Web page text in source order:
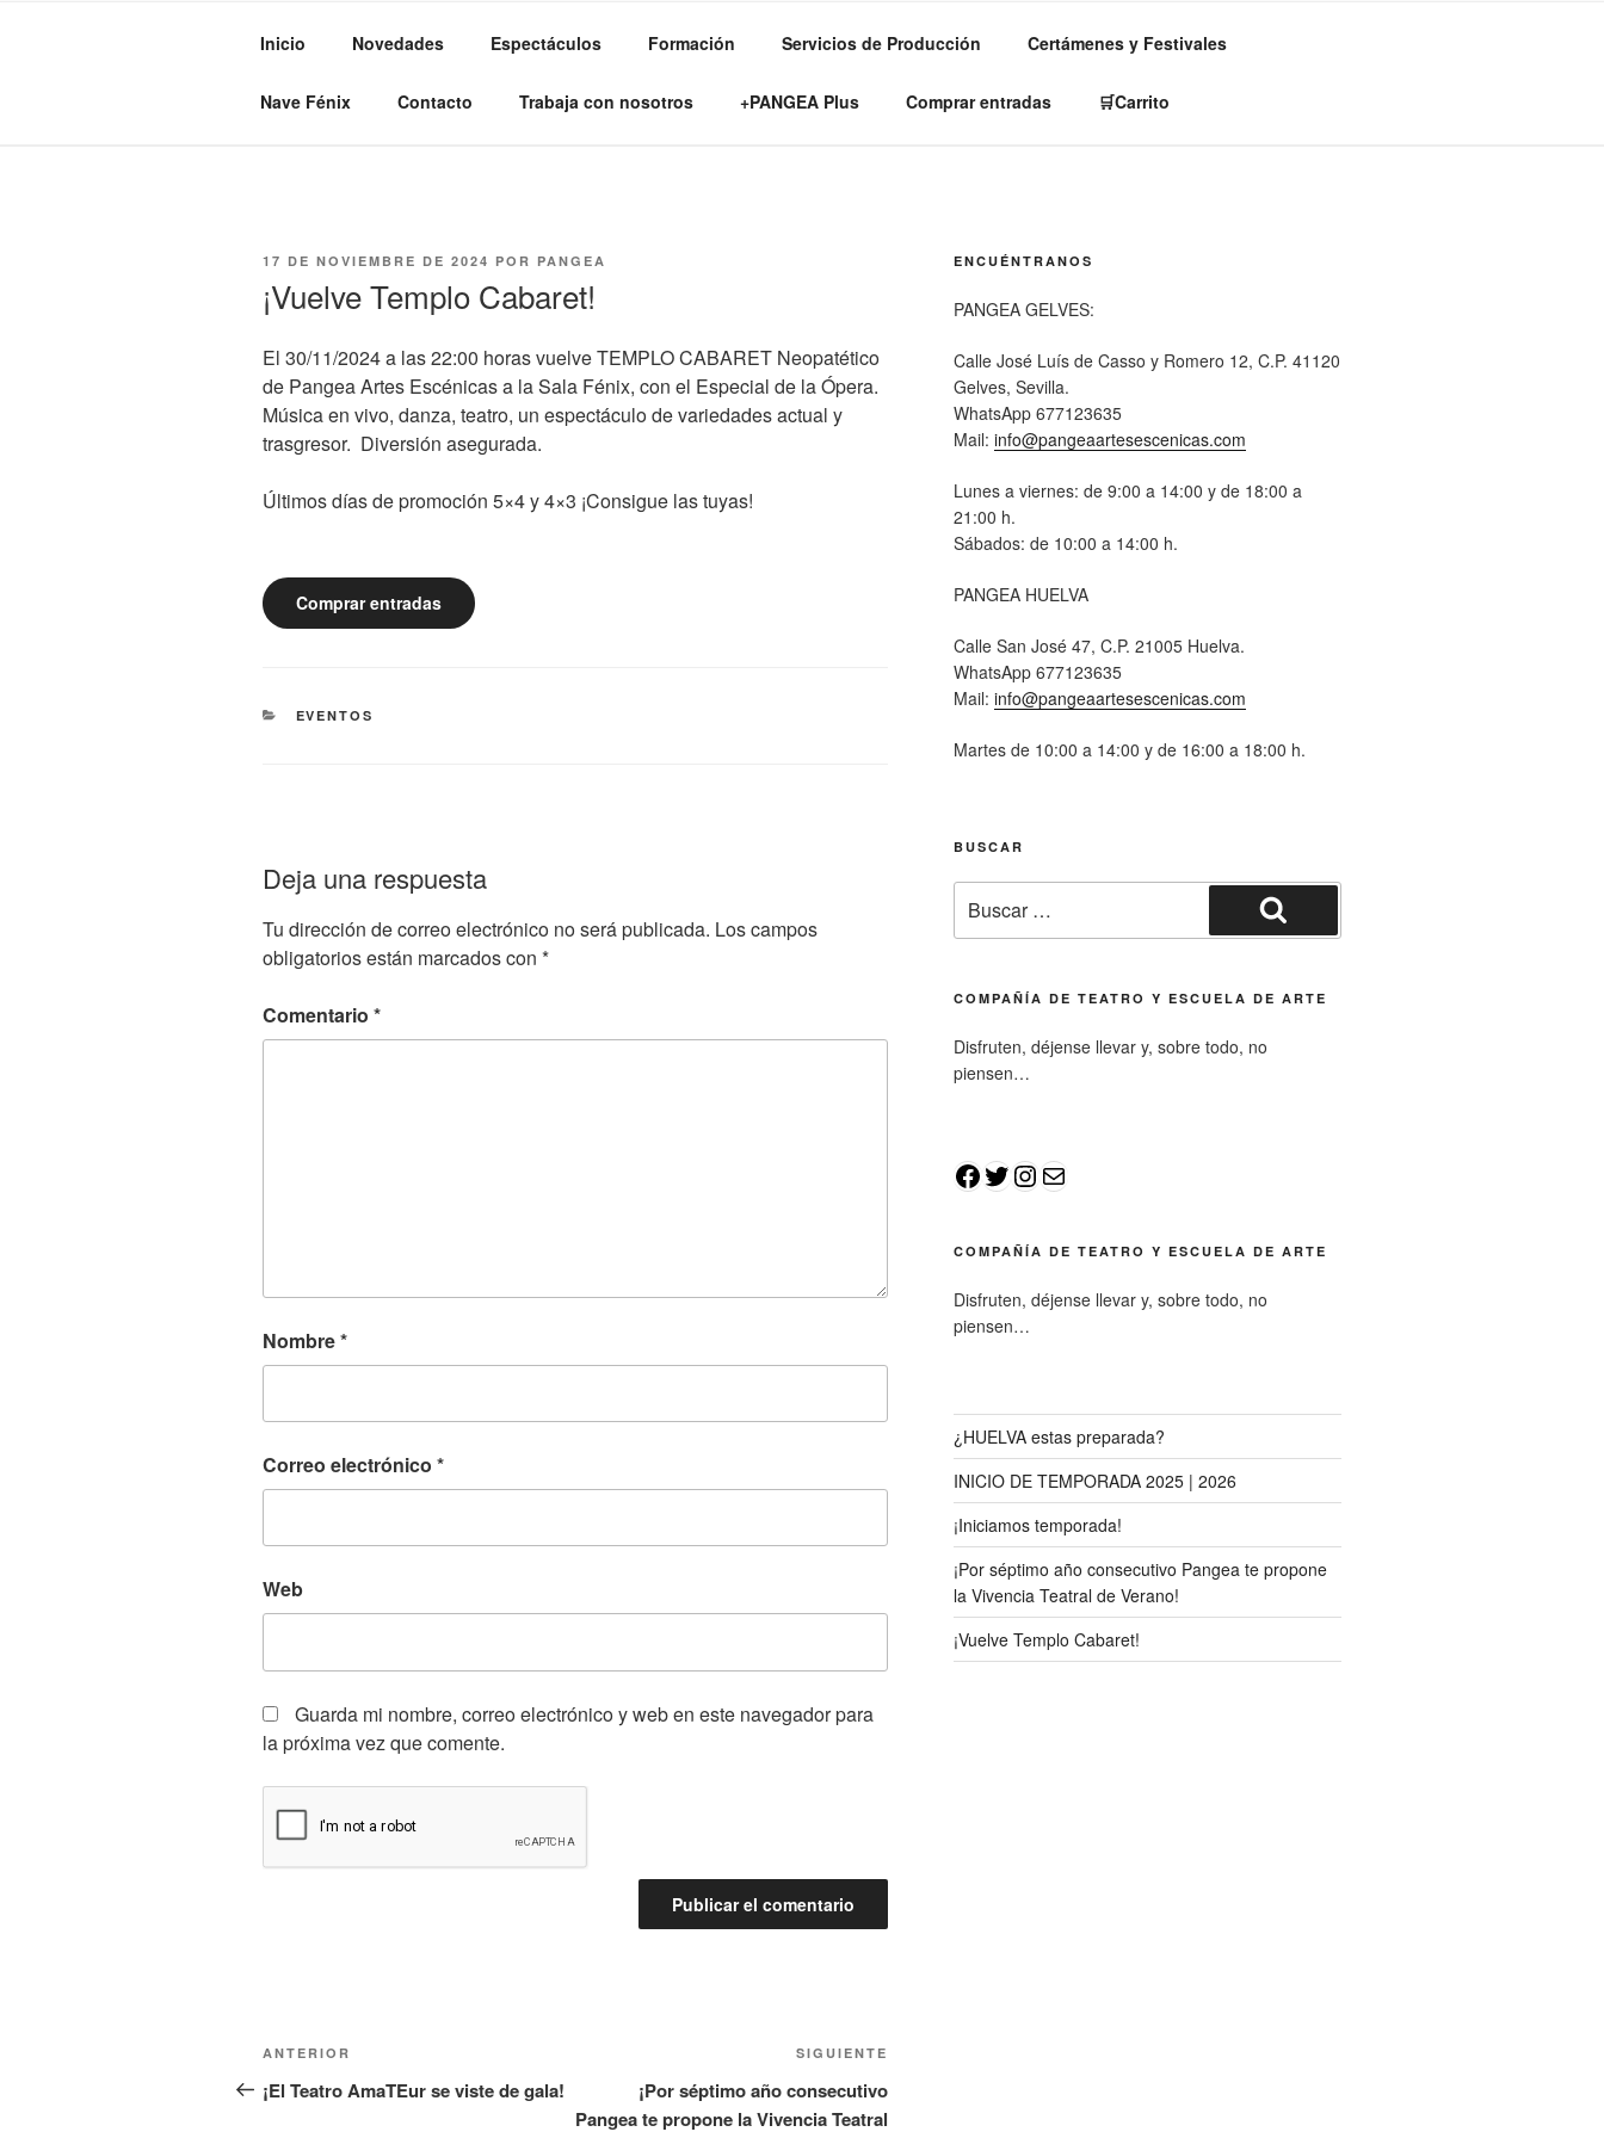
PANGEA ARTES ESCÉNICAS
Pangea
Inicio Novedades Espectáculos Formación Servicios de Producción Certámenes y Festivales
Nave Fénix Contacto Trabaja con nosotros +PANGEA Plus Comprar entradas 🛒Carrito
17 DE NOVIEMBRE DE 2024 POR PANGEA
¡Vuelve Templo Cabaret!
El 30/11/2024 a las 22:00 horas vuelve TEMPLO CABARET Neopatético
de Pangea Artes Escénicas a la Sala Fénix, con el Especial de la Ópera.
Música en vivo, danza, teatro, un espectáculo de variedades actual y
trasgresor. Diversión asegurada.
Últimos días de promoción 5×4 y 4×3 ¡Consigue las tuyas!
Comprar entradas
EVENTOS
Deja una respuesta
Tu dirección de correo electrónico no será publicada. Los campos
obligatorios están marcados con *
Comentario *
Nombre*
Correo electrónico *
Web
Guarda mi nombre, correo electrónico y web en este navegador para
la próxima vez que comente.
ANTERIOR
¡El Teatro AmaTEur se viste de gala!
SIGUIENTE
¡Por séptimo año consecutivo
Pangea te propone la Vivencia Teatral
ENCUÉNTRANOS
PANGEA GELVES:
Calle José Luís de Casso y Romero 12, C.P. 41120
Gelves, Sevilla.
WhatsApp 677123635
Mail: info@pangeaartesescenicas.com
Lunes a viernes: de 9:00 a 14:00 y de 18:00 a
21:00 h.
Sábados: de 10:00 a 14:00 h.
PANGEA HUELVA
Calle San José 47, C.P. 21005 Huelva.
WhatsApp 677123635
Mail: info@pangeaartesescenicas.com
Martes de 10:00 a 14:00 y de 16:00 a 18:00 h.
BUSCAR
COMPAÑÍA DE TEATRO Y ESCUELA DE ARTE
Disfruten, déjense llevar y, sobre todo, no
piensen…
COMPAÑÍA DE TEATRO Y ESCUELA DE ARTE
Disfruten, déjense llevar y, sobre todo, no
piensen…
¿HUELVA estas preparada?
INICIO DE TEMPORADA 2025 | 2026
¡Iniciamos temporada!
¡Por séptimo año consecutivo Pangea te propone
la Vivencia Teatral de Verano!
¡Vuelve Templo Cabaret!